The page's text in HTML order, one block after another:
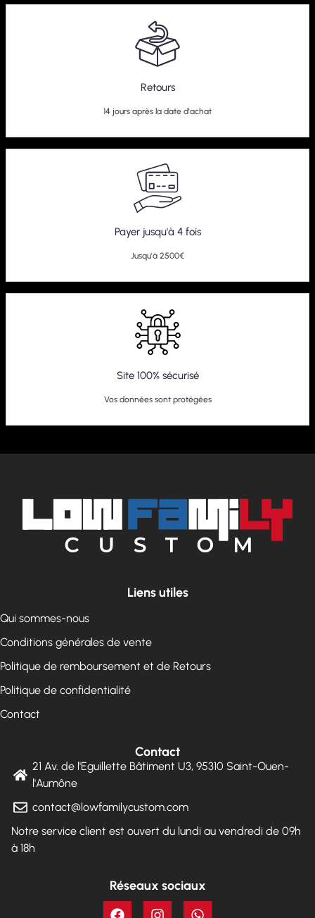
Retours
14 jours après la date d'achat
Payer jusqu'à 4 fois
Jusqu'à 2500€
Site 100% sécurisé
Vos données sont protégées
Liens utiles
Qui sommes-nous
Conditions générales de vente
Politique de remboursement et de Retours
Politique de confidentialité
Contact
Contact
21 Av. de l'Eguillette Bâtiment U3, 95310 Saint-Ouen-
l'Aumône
contact@lowfamilycustom.com
Notre service client est ouvert du lundi au vendredi de 09h
à 18h
Réseaux sociaux